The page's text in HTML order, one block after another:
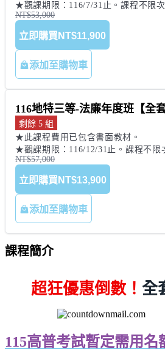
★觀課期限：116/7/31止。課程不限
NT$53,000
立即購買 NT$11,900
添加至購物車
116地特三等-法廉年度班【全套
剩餘 5 組
★此課程費用已包含書面教材。
★觀課期限：116/12/31止。課程不限
NT$57,000
立即購買 NT$13,900
添加至購物車
課程簡介
超狂優惠倒數！ 全
115高普考試暫定需用名